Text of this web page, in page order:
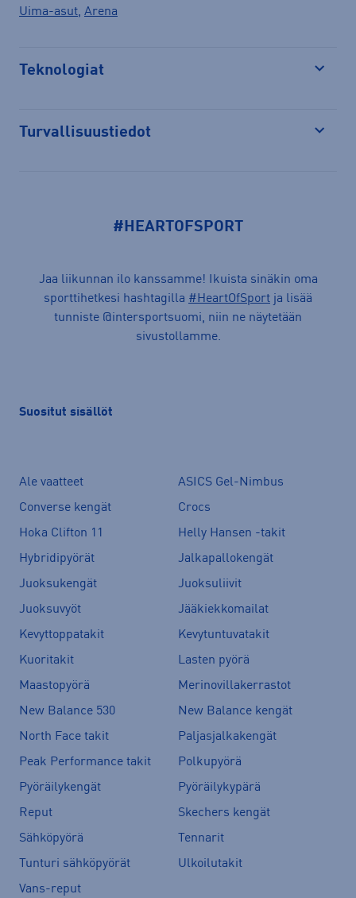
Uima-asut, Arena
Teknologiat
Turvallisuustiedot
#HEARTOFSPORT
Jaa liikunnan ilo kanssamme! Ikuista sinäkin oma
sporttihetkesi hashtagilla #HeartOfSport ja lisää
tunniste @intersportsuomi, niin ne näytetään
sivustollamme.
Suositut sisällöt
Ale vaatteet
ASICS Gel-Nimbus
Converse kengät
Crocs
Hoka Clifton 11
Helly Hansen -takit
Hybridipyörät
Jalkapallokengät
Juoksukengät
Juoksuliivit
Juoksuvyöt
Jääkiekkomailat
Kevyttoppatakit
Kevytuntuvatakit
Kuoritakit
Lasten pyörä
Maastopyörä
Merinovillakerrastot
New Balance 530
New Balance kengät
North Face takit
Paljasjalkakengät
Peak Performance takit
Polkupyörä
Pyöräilykengät
Pyöräilykypärä
Reput
Skechers kengät
Sähköpyörä
Tennarit
Tunturi sähköpyörät
Ulkoilutakit
Vans-reput